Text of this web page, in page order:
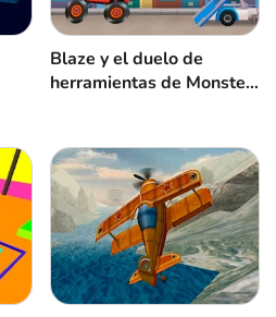
Blaze y el duelo de
herramientas de Monster